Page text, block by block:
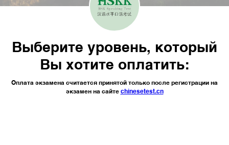
Выберите уровень, который
Вы хотите оплатить:
Оплата экзамена считается принятой только после регистрации на
экзамен на сайте chinesetest.cn